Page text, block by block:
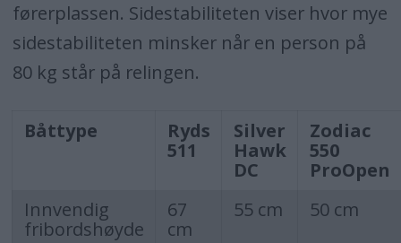
førerplassen. Sidestabiliteten viser hvor mye
sidestabiliteten minsker når en person på
80 kg står på relingen.
Båttype
Ryds
511
Silver
Hawk
DC
Zodiac
550
ProOpen
Innvendig
fribordshøyde
67
cm
55 cm 50 cm